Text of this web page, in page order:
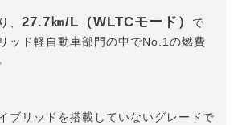
、 27.7㎞/L（WLTCモード）
で
ッド軽自動車部門の中でNo.1の燃費
ブリッドを搭載していないグレードで